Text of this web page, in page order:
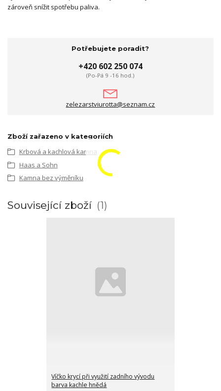
zároveň snížit spotřebu paliva.
Potřebujete poradit?
+420 602 250 074
(Po-Pá 9 -16 hod.)
zelezarstviurotta@seznam.cz
Zboží zařazeno v kategoriích
Krbová a kachlová kamna
Haas a Sohn
Kamna bez výměníku
Související zboží 1
Víčko krycí při využití zadního vývodu
barva kachle hnědá